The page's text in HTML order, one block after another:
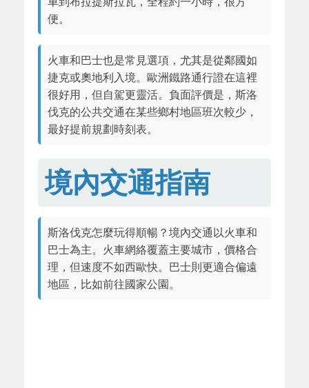
便。
火車和巴士也是常見選項，尤其是從鄰國如
捷克或奧地利入境。歐洲鐵路通行證在這裡
很好用，但自駕更靈活。負面評價是，斯洛
伐克的公共交通在某些鄉村地區班次較少，
最好提前規劃時刻表。
境內交通指南
斯洛伐克怎麼玩得順暢？境內交通以火車和
巴士為主。火車網絡覆蓋主要城市，價格合
理，但速度不如西歐快。巴士則更適合偏遠
地區，比如前往國家公園。